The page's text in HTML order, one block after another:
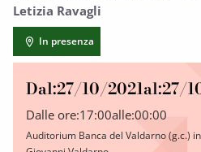
Letizia Ravagli
In presenza
Dal:27/10/2021al:27/
Dalle ore:17:00alle:00:00
Auditorium Banca del Valdarno (g.c.)